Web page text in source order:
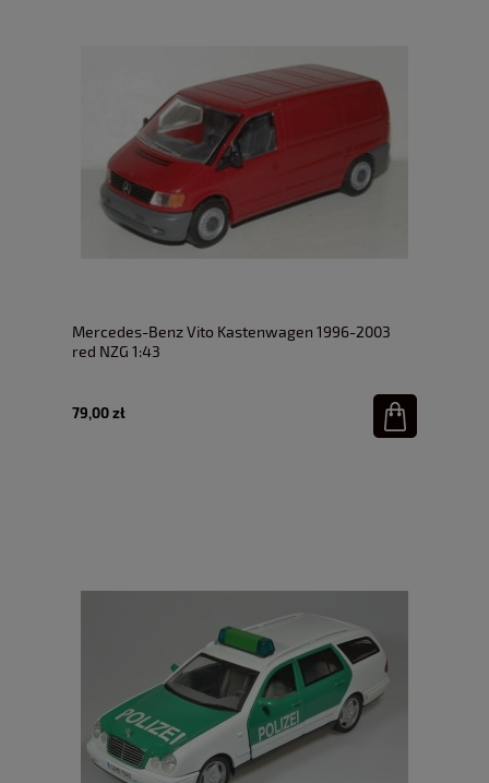
Mercedes-Benz Vito Kastenwagen 1996-2003
red NZG 1:43
79,00 zł